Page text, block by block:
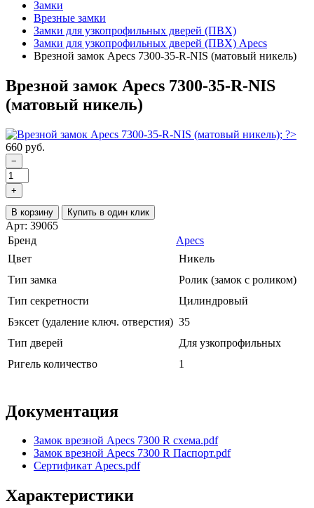
Замки
Врезные замки
Замки для узкопрофильных дверей (ПВХ)
Замки для узкопрофильных дверей (ПВХ) Apecs
Врезной замок Apecs 7300-35-R-NIS (матовый никель)
Врезной замок Apecs 7300-35-R-NIS
(матовый никель)
660 руб.
−
+
В корзину Купить в один клик
Арт: 39065
Бренд
Apecs
Цвет
Никель
Тип замка
Ролик (замок с роликом)
Тип секретности
Цилиндровый
Бэксет (удаление ключ. отверстия) 35
Тип дверей
Для узкопрофильных
Ригель количество
1
Документация
Замок врезной Apecs 7300 R схема.pdf
Замок врезной Apecs 7300 R Паспорт.pdf
Сертификат Apecs.pdf
Характеристики